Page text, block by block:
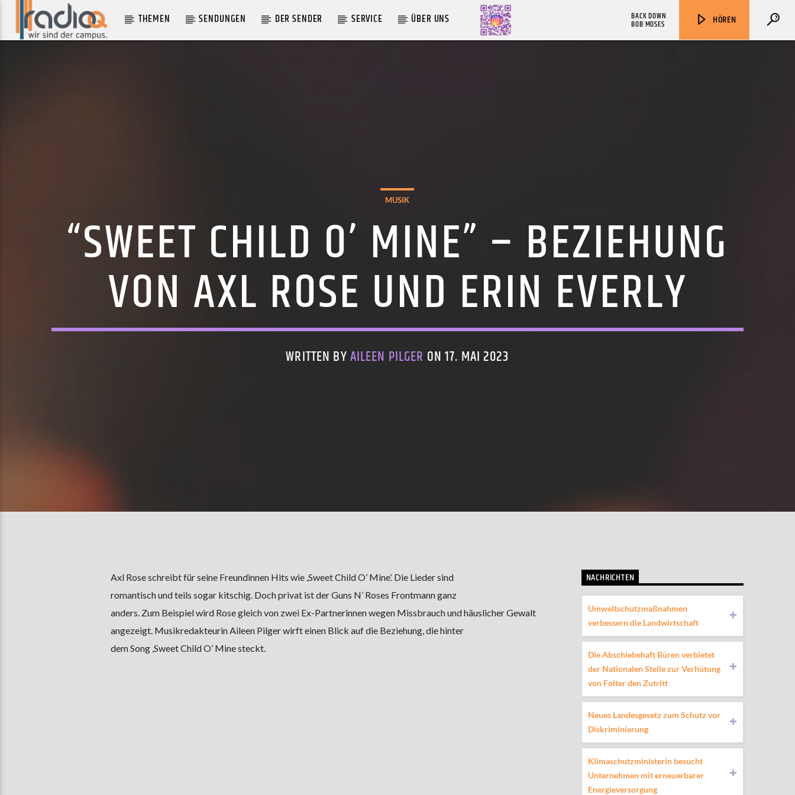
THEMEN SENDUNGEN DER SENDER SERVICE ÜBER UNS HÖREN
BACK DOWN
BOB MOSES
MUSIK
“SWEET CHILD O’ MINE” – BEZIEHUNG
VON AXL ROSE UND ERIN EVERLY
WRITTEN BYAILEEN PILGER ON 17. MAI 2023
Axl Rose schreibt für seine Freundinnen Hits wie ,Sweet Child O’ Mine’. Die Lieder sind
romantisch und teils sogar kitschig. Doch privat ist der Guns N’ Roses Frontmann ganz
anders. Zum Beispiel wird Rose gleich von zwei Ex-Partnerinnen wegen Missbrauch und häuslicher Gewalt
angezeigt. Musikredakteurin Aileen Pilger wirft einen Blick auf die Beziehung, die hinter
dem Song ,Sweet Child O’ Mine steckt.
NACHRICHTEN
Umweltschutzmaßnahmen
verbessern die Landwirtschaft
Die Abschiebehaft Büren verbietet
der Nationalen Stelle zur Verhütung
von Folter den Zutritt
Neues Landesgesetz zum Schutz vor
Diskriminierung
Klimaschutzministerin besucht
Unternehmen mit erneuerbarer
Energieversorgung